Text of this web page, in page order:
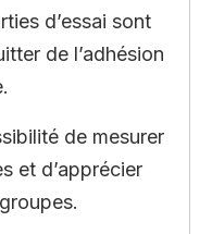
d’essai sont
de l’adhésion
de mesurer
et d’apprécier